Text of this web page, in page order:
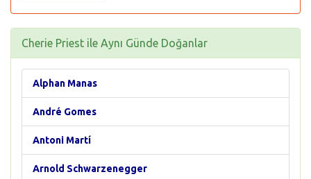
Cherie Priest ile Aynı Günde Doğanlar
Alphan Manas
André Gomes
Antoni Martí
Arnold Schwarzenegger